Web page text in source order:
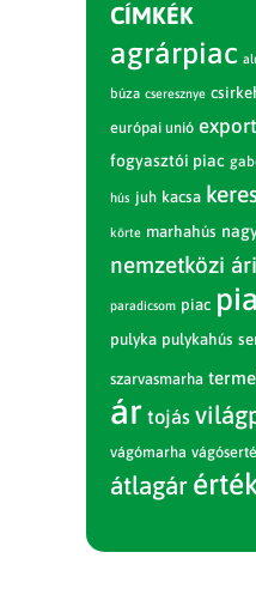
CÍMKÉK
agrárpiac
búza cseresznye
európai unió export
fogyasztói piac
hús juh kacsa
körte marhahús
nemzetközi
paradicsom piac
pulyka pulykahús
szarvasmarha
ár tojás
vágómarha
átlagár